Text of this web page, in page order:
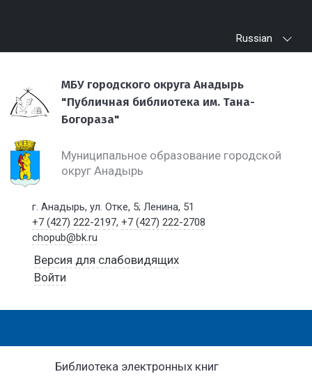
Russian
МБУ городского округа Анадырь
"Публичная библиотека им. Тана-
Богораза"
Муниципальное образование городской
округ Анадырь
г. Анадырь, ул. Отке, 5; Ленина, 51
+7 (427) 222-2197,+7 (427) 222-2708
chopub@bk.ru
Версия для слабовидящих
Войти
Библиотека электронных книг